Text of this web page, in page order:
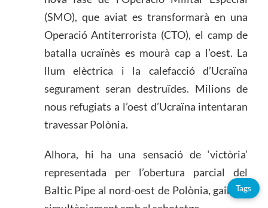
(SMO), que aviat es transformarà en una
Operació Antiterrorista (CTO), el camp de
batalla ucraïnès es mourà cap a l’oest. La
llum elèctrica i la calefacció d’Ucraïna
segurament seran destruïdes. Milions de
nous refugiats a l’oest d’Ucraïna intentaran
travessar Polònia.
Alhora, hi ha una sensació de ‘victòria’
representada per l’obertura parcial del
Baltic Pipe al nord-oest de Polònia, gairebé
Tags